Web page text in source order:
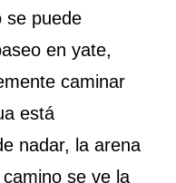
se puede
en yate,
caminar
está
nadar, la arena
se ve la